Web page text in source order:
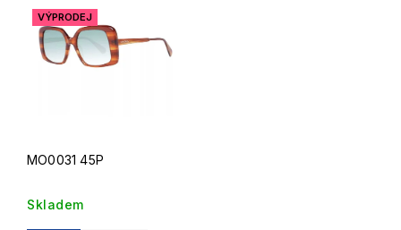
VÝPRODEJ
MO0031 45P
Skladem